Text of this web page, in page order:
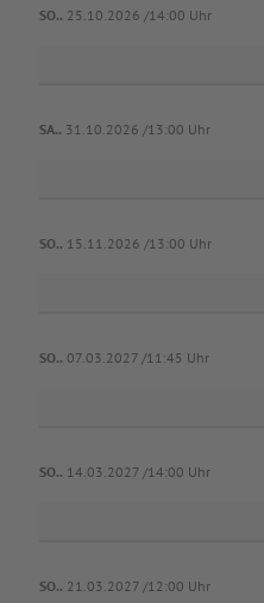
SO.. 25.10.2026 /14:00 Uhr
SA.. 31.10.2026 /13:00 Uhr
SO.. 15.11.2026 /13:00 Uhr
SO.. 07.03.2027 /11:45 Uhr
SO.. 14.03.2027 /14:00 Uhr
SO.. 21.03.2027 /12:00 Uhr